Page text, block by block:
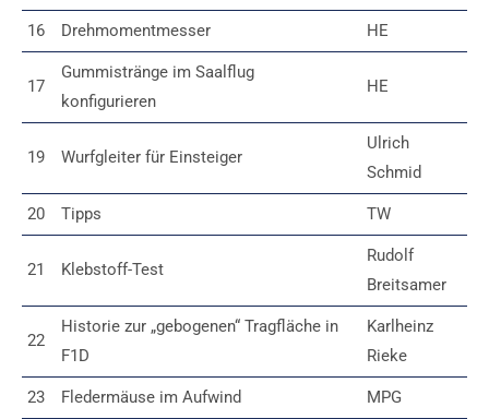
16 Drehmomentmesser HE
17
Gummistränge im Saalflug
konfigurieren
HE
19 Wurfgleiter für Einsteiger
Ulrich
Schmid
20 Tipps TW
21 Klebstoff-Test
Rudolf
Breitsamer
22
Historie zur „gebogenen“ Tragfläche in
F1D
Karlheinz
Rieke
23 Fledermäuse im Aufwind MPG